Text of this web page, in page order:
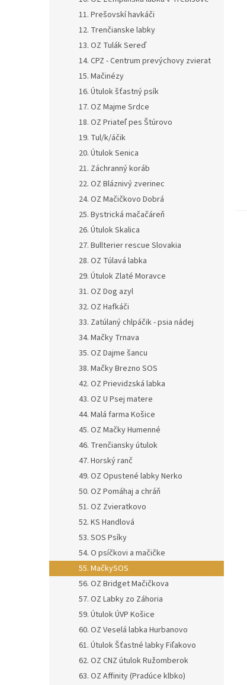
11. Prešovskí havkáči
12. Trenčianske labky
13. OZ Tulák Sereď
14. CPZ - Centrum prevýchovy zvierat
15. Mačinézy
16. Útulok šťastný psík
17. OZ Majme Srdce
18. OZ Priateľ pes Štúrovo
19. Tul/k/áčik
20. Útulok Senica
21. Záchranný koráb
22. OZ Bláznivý zverinec
24. OZ Mačičkovo Dobrá
25. Bystrická mačačáreň
26. Útulok Skalica
27. Bullterier rescue Slovakia
28. OZ Túlavá labka
29. Útulok Zlaté Moravce
31. OZ Dog azyl
32. OZ Hafkáči
33. Zatúlaný chlpáčik - psia nádej
34. Mačky Trnava
35. OZ Dajme šancu
38. Mačky Brezno SOS
42. OZ Prievidzská labka
43. OZ U Psej matere
44. Malá farma Košice
45. OZ Mačky Humenné
46. Trenčiansky útulok
47. Horský ranč
49. OZ Opustené labky Nerko
50. OZ Pomáhaj a chráň
51. OZ Zvieratkovo
52. KS Handlová
53. SOS Psíky
54. O psíčkovi a mačičke
55. MačkySOS
56. OZ Bridget Mačičkova
57. OZ Labky zo Záhoria
59. Útulok ÚVP Košice
60. OZ Veselá labka Hurbanovo
61. Útulok Šťastné labky Fiľakovo
62. OZ CNZ útulok Ružomberok
63. OZ Affinity (Pradúce klbko)